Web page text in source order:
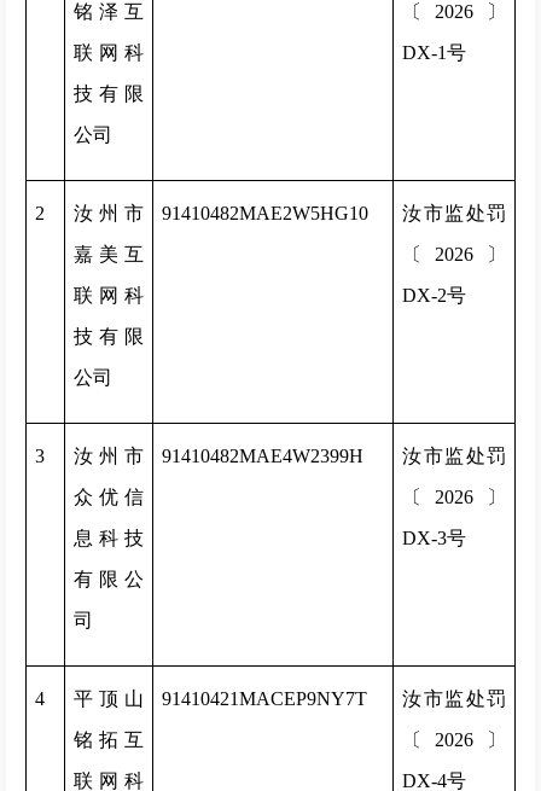
铭泽互
联网科
技有限
公司
〔2026〕
DX-1号
2
汝州市
嘉美互
联网科
技有限
公司
91410482MAE2W5HG10
汝市监处罚
〔2026〕
DX-2号
3
汝州市
众优信
息科技
有限公
司
91410482MAE4W2399H
汝市监处罚
〔2026〕
DX-3号
4
平顶山
铭拓互
联网科
91410421MACEP9NY7T
汝市监处罚
〔2026〕
DX-4号